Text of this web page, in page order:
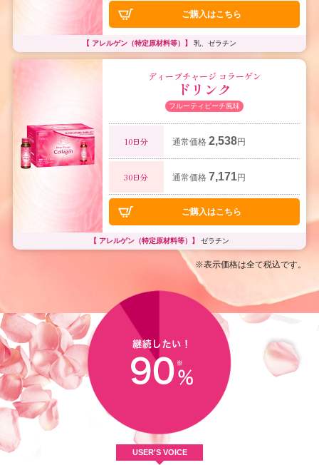
ご購入はこちら
【 アレルゲン（特定原材料等）】 乳、ゼラチン
ディープチャージ コラーゲン
ドリンク
フルーティピーチ風味
10日分 通常価格 2,538円
30日分 通常価格 7,171円
ご購入はこちら
【 アレルゲン（特定原材料等）】 ゼラチン
※表示価格は全て税込です。
USER'S VOICE